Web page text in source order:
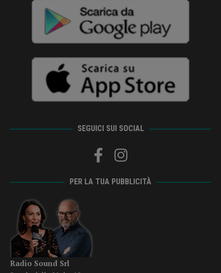
SEGUICI SUI SOCIAL
PER LA TUA PUBBLICITÀ
Radio Sound Srl